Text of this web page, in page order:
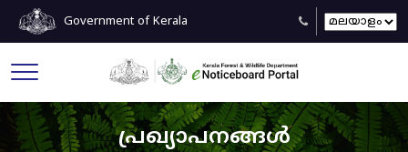
Government of Kerala
പ്രഖ്യാപനങ്ങൾ